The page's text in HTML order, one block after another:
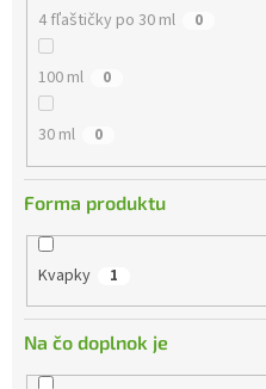
4 fľaštičky po 30 ml 0
100 ml 0
30 ml 0
Forma produktu
Kvapky 1
Na čo doplnok je